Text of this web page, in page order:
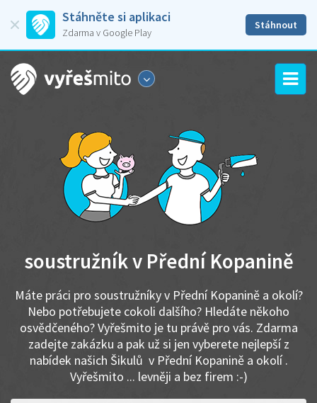
Stáhněte si aplikaci
Zdarma v Google Play
Stáhnout
soustružník v Přední Kopanině
Máte práci pro soustružníky v Přední Kopanině a okolí?
Nebo potřebujete cokoli dalšího? Hledáte někoho
osvědčeného? Vyřešmito je tu právě pro vás. Zdarma
zadejte zakázku a pak už si jen vyberete nejlepší z
nabídek našich Šikulů v Přední Kopanině a okolí .
Vyřešmito ... levněji a bez firem :-)